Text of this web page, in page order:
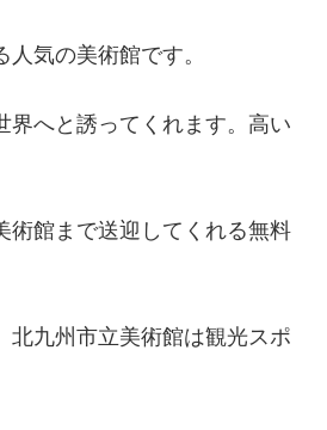
気の美術館です。
界へと誘ってくれます。高い
術館まで送迎してくれる無料
北九州市立美術館は観光スポ